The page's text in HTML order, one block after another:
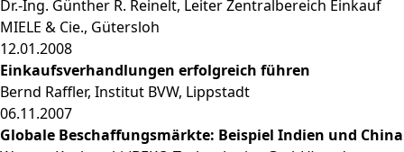
Dr.-Ing. Günther R. Reinelt, Leiter Zentralbereich Einkauf
MIELE & Cie., Gütersloh
12.01.2008
Einkaufsverhandlungen erfolgreich führen
Bernd Raffler, Institut BVW, Lippstadt
06.11.2007
Globale Beschaffungsmärkte: Beispiel Indien und China